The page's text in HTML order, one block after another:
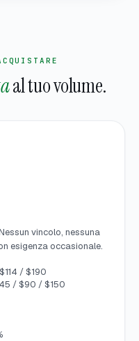
al tuo volume.
vincolo, nessuna
esigenza occasionale.
/ $190
/ $90 / $150